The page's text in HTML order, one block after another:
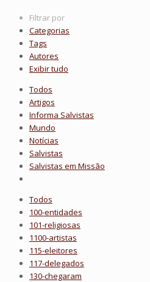
Filtrar por
Categorias
Tags
Autores
Exibir tudo
Todos
Artigos
Informa Salvistas
Mundo
Notícias
Salvistas
Salvistas em Missão
Todos
100-entidades
101-religiosas
1100-artistas
115-eleitores
117-delegados
130-chegaram